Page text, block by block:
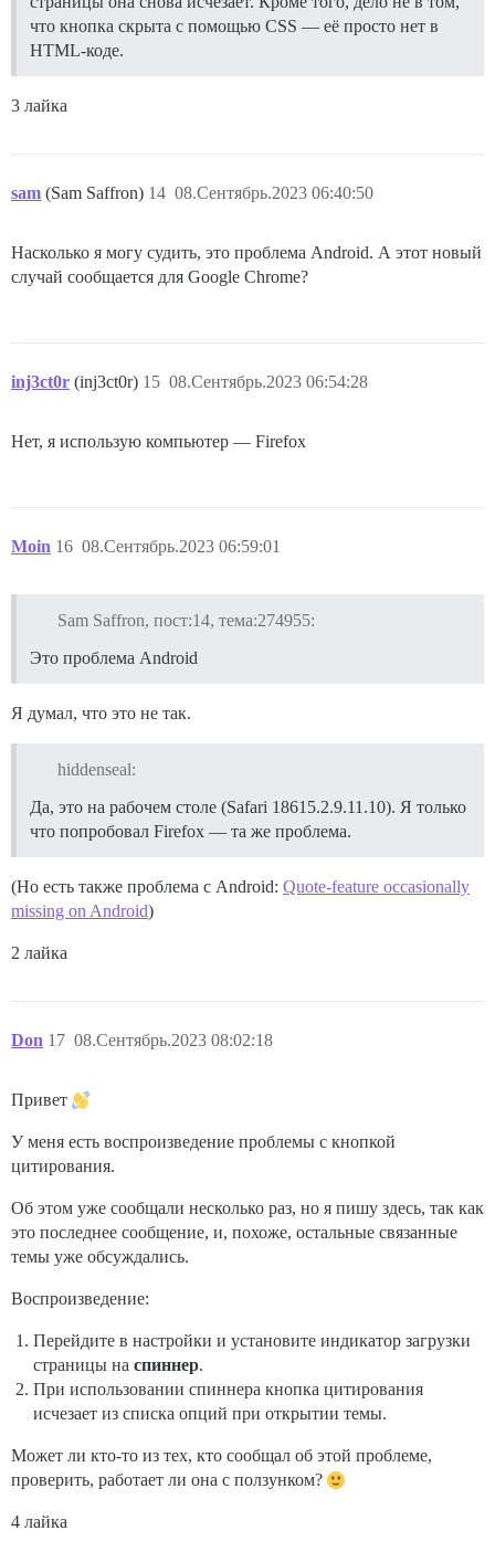
что кнопка скрыта с помощью CSS — её просто нет в
HTML-коде.
3 лайка
sam (Sam Saffron) 08.Сентябрь.2023 06:40:50
14
Насколько я могу судить, это проблема Android. А этот новый
случай сообщается для Google Chrome?
inj3ct0r (inj3ct0r) 08.Сентябрь.2023 06:54:28
15
Нет, я использую компьютер — Firefox
Moin 08.Сентябрь.2023 06:59:01
16
Sam Saffron, пост:14, тема:274955:
Это проблема Android
Я думал, что это не так.
hiddenseal:
Да, это на рабочем столе (Safari 18615.2.9.11.10). Я только
что попробовал Firefox — та же проблема.
(Но есть также проблема с Android: Quote-feature occasionally
missing on Android)
2 лайка
Don 08.Сентябрь.2023 08:02:18
17
Привет
У меня есть воспроизведение проблемы с кнопкой
цитирования.
Об этом уже сообщали несколько раз, но я пишу здесь, так как
это последнее сообщение, и, похоже, остальные связанные
темы уже обсуждались.
Воспроизведение:
Перейдите в настройки и установите индикатор загрузки
страницы на спиннер.
При использовании спиннера кнопка цитирования
исчезает из списка опций при открытии темы.
Может ли кто-то из тех, кто сообщал об этой проблеме,
проверить, работает ли она с ползунком?
4 лайка